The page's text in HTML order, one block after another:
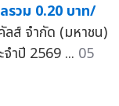
รวม 0.20 บาท/
ส์ จำกัด (มหาชน)
ำปี 2569 ... 05